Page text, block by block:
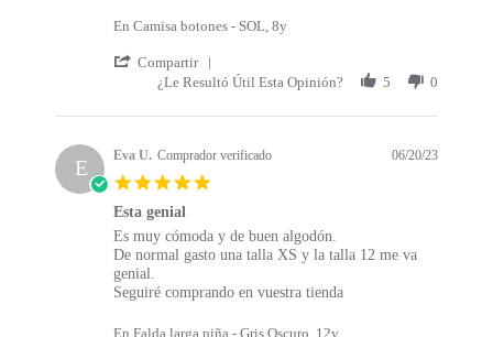
En Camisa botones - SOL, 8y
Compartir
¿Le Resultó Útil Esta Opinión?
5 0
E Eva U. Comprador verificado 06/20/23
Esta genial
Review by Eva U. on 20 Jun 2023
review stating Esta genial
Es muy cómoda y de buen algodón.
De normal gasto una talla XS y la talla 12 me va
genial.
Seguiré comprando en vuestra tienda
En Falda larga niña - Gris Oscuro, 12y